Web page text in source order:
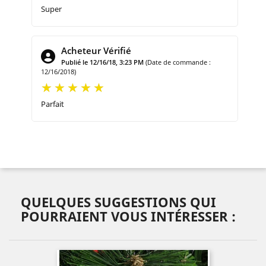
Super
Acheteur Vérifié
Publié le 12/16/18, 3:23 PM (Date de commande :
12/16/2018)
Parfait
QUELQUES SUGGESTIONS QUI
POURRAIENT VOUS INTÉRESSER :